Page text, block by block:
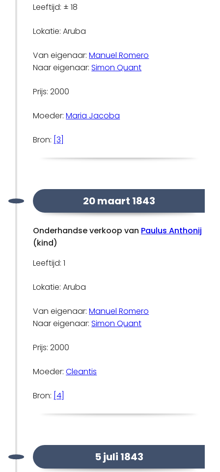
Leeftijd: ± 18
Lokatie: Aruba
Van eigenaar:Manuel Romero
Naar eigenaar:Simon Quant
Prijs: 2000
Moeder:Maria Jacoba
Bron: [3]
20 maart 1843
Onderhandse verkoop van Paulus Anthonij
(kind)
Leeftijd: 1
Lokatie: Aruba
Van eigenaar:Manuel Romero
Naar eigenaar:Simon Quant
Prijs: 2000
Moeder:Cleantis
Bron: [4]
5 juli 1843